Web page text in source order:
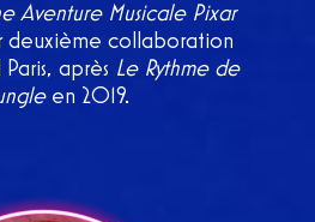
Aventure Musicale Pixar
deuxième collaboration
après Le Rythme de
en 2019.